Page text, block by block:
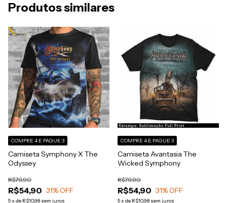
Produtos similares
Camiseta Symphony X The
Odyssey
R$54,90
R$79,90
31% OFF
5x de R$10,98 sem juros
COMPRE 4 E PAGUE 3
Camiseta Avantasia The
Wicked Symphony
R$54,90
R$79,90
31% OFF
5x de R$10,98 sem juros
COMPRE 4 E PAGUE 3